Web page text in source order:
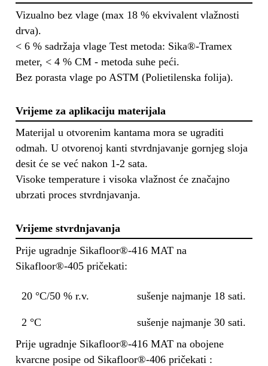
Vizualno bez vlage (max 18 % ekvivalent vlažnosti
drva).
< 6 % sadržaja vlage Test metoda: Sika®-Tramex
meter, < 4 % CM - metoda suhe peći.
Bez porasta vlage po ASTM (Polietilenska folija).
Vrijeme za aplikaciju materijala
Materijal u otvorenim kantama mora se ugraditi
odmah. U otvorenoj kanti stvrdnjavanje gornjeg sloja
desit će se već nakon 1-2 sata.
Visoke temperature i visoka vlažnost će značajno
ubrzati proces stvrdnjavanja.
Vrijeme stvrdnjavanja
Prije ugradnje Sikafloor®-416 MAT na
Sikafloor®-405 pričekati:
20 °C/50 % r.v. sušenje najmanje 18 sati.
2 °C
sušenje najmanje 30 sati.
Prije ugradnje Sikafloor®-416 MAT na obojene
kvarcne posipe od Sikafloor®-406 pričekati :